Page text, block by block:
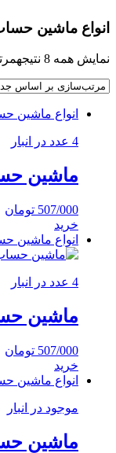
انواع ماشین
نمایش همه 8 نتیجه
انواع ماشین
4 عدد در انبار
ماشین
507/000 تومان
خرید
انواع ماشین
4 عدد در انبار
ماشین
507/000 تومان
خرید
انواع ماشین
موجود در انبار
ماشین